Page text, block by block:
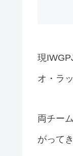
現
オ・ラ
両チー
がって